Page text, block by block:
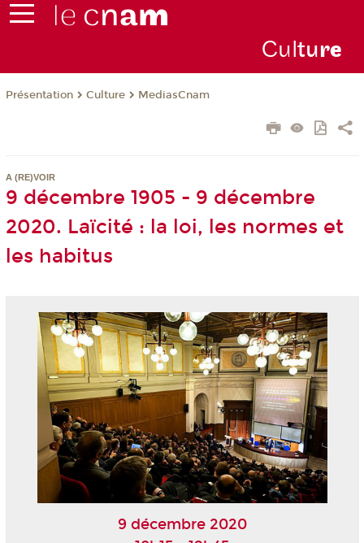
Culture
Présentation Culture MediasCnam
A (RE)VOIR
9 décembre 1905 - 9 décembre
2020. Laïcité : la loi, les normes et
les habitus
9 décembre 2020